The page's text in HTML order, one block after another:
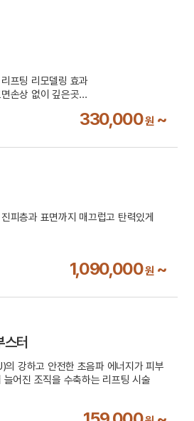
프팅 리모델링 효과
손상 없이 깊은곳
330,000원 ~
피층과 표면까지 매끄럽고 탄력있게
1,090,000원 ~
터
의 강하고 안전한 초음파 에너지가 피부
어진 조직을 수축하는 리프팅 시술